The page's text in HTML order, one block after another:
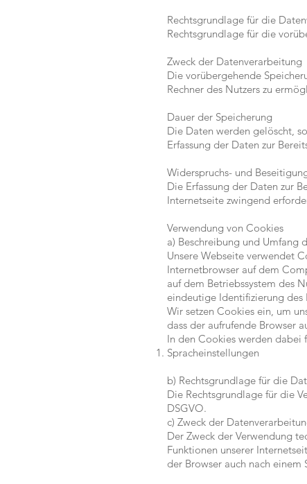
Rechtsgrundlage für die
Rechtsgrundlage für die
Zweck der Datenverarbeitung
Die vorübergehende
Rechner des Nutzers zu
Dauer der Speicherung
Die Daten werden gelöscht,
Erfassung der Daten zur
Widerspruchs- und
Die Erfassung der Daten zur
Internetseite zwingend
Verwendung von Cookies
a) Beschreibung und Umfang
Unsere Webseite verwendet
Internetbrowser auf dem
auf dem Betriebssystem des
eindeutige Identifizierung
Wir setzen Cookies ein, um
dass der aufrufende Browser
In den Cookies werden
Spracheinstellungen
b) Rechtsgrundlage für die
Die Rechtsgrundlage für die
DSGVO.
c) Zweck der
Der Zweck der Verwendung
Funktionen unserer
der Browser auch nach